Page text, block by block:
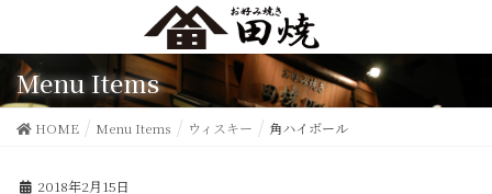
Menu Items
HOME Menu Items ウィスキー 角ハイボール
2018年2月15日